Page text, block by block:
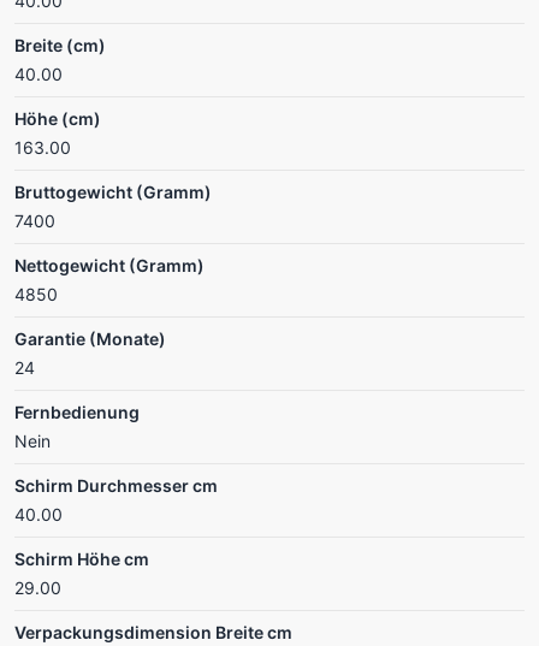
Breite (cm)
40.00
Höhe (cm)
163.00
Bruttogewicht (Gramm)
7400
Nettogewicht (Gramm)
4850
Garantie (Monate)
24
Fernbedienung
Nein
Schirm Durchmesser cm
40.00
Schirm Höhe cm
29.00
Verpackungsdimension Breite cm